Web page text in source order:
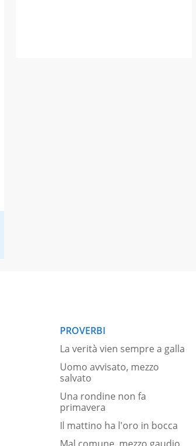
PROVERBI
La verità vien sempre a galla
Uomo avvisato, mezzo
salvato
Una rondine non fa
primavera
Il mattino ha l'oro in bocca
Mal comune, mezzo gaudio